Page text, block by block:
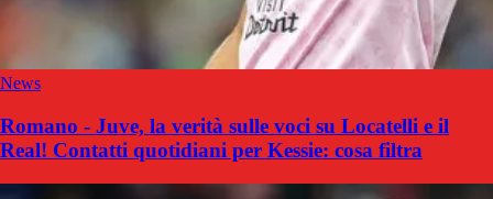
News
Romano - Juve, la verità sulle voci su Locatelli e il
Real! Contatti quotidiani per Kessie: cosa filtra